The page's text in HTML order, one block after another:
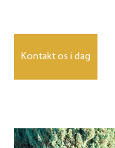
Kontakt os i dag